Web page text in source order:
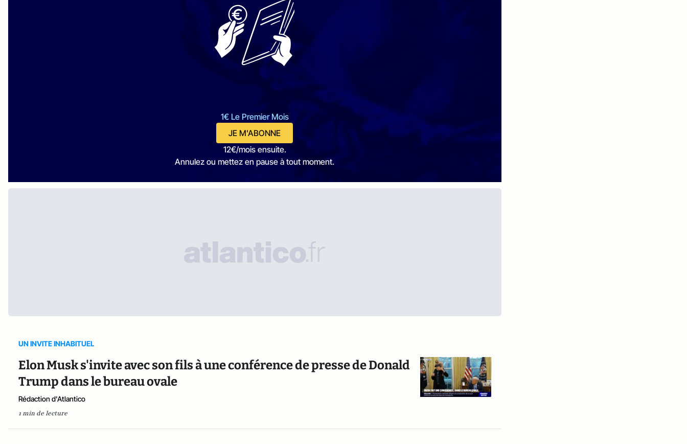
1€ Le Premier Mois
JE M'ABONNE
12€/mois ensuite.
Annulez ou mettez en pause à tout moment.
UN INVITE INHABITUEL
Elon Musk s'invite avec son fils à une conférence de presse de Donald
Trump dans le bureau ovale
Rédaction d'Atlantico
1 min de lecture